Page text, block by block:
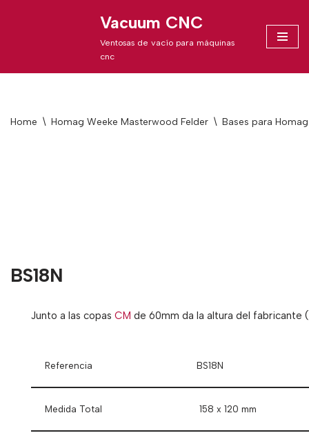
content
Vacuum CNC
Ventosas de vacío para máquinas
cnc
Home \ Homag Weeke Masterwood Felder \ Bases para
BS18N
Junto a las copas CM de 60mm da la altura del fabricante
Referencia BS18N
Medida Total 158 x 120 mm